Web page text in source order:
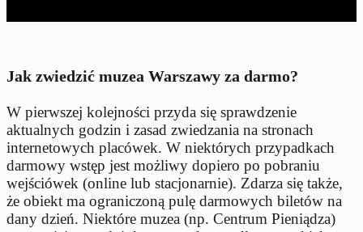
Jak zwiedzić muzea Warszawy za darmo?
W pierwszej kolejności przyda się sprawdzenie
aktualnych godzin i zasad zwiedzania na stronach
internetowych placówek. W niektórych przypadkach
darmowy wstęp jest możliwy dopiero po pobraniu
wejściówek (online lub stacjonarnie). Zdarza się także,
że obiekt ma ograniczoną pulę darmowych biletów na
dany dzień. Niektóre muzea (np. Centrum Pieniądza)